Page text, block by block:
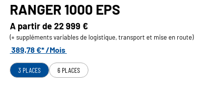
RANGER 1000 EPS
A partir de22 999 €
(+ suppléments variables de logistique, transport et mise en route)
389,78 €* /Mois
3 PLACES 6 PLACES